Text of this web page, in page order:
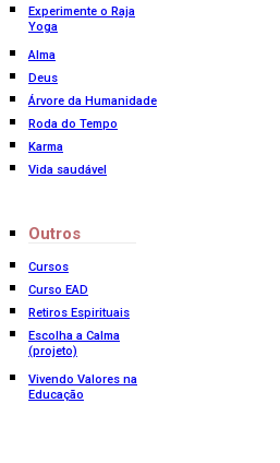
Experimente o Raja
Yoga
Alma
Deus
Árvore da Humanidade
Roda do Tempo
Karma
Vida saudável
Outros
Cursos
Curso EAD
Retiros Espirituais
Escolha a Calma
(projeto)
Vivendo Valores na
Educação